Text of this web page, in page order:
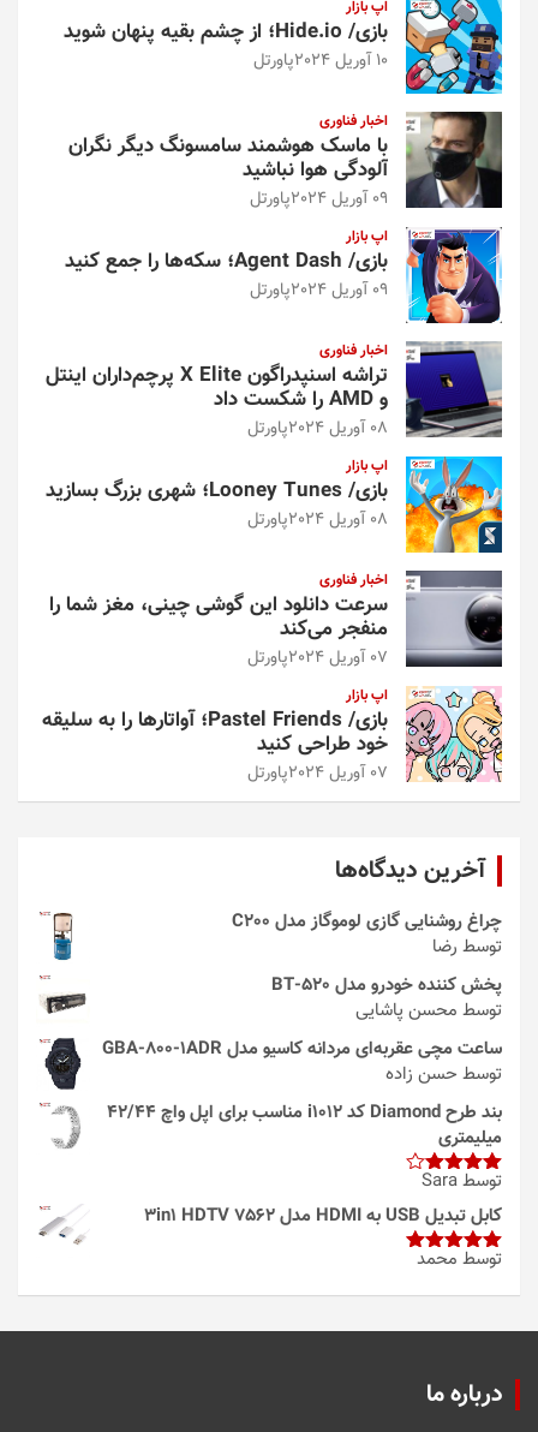
اپ بازار
بازی/ Hide.io؛ از چشم بقیه پنهان شوید
10 آوریل 2024 پاورتل
اخبار فناوری
با ماسک هوشمند سامسونگ دیگر نگران
آلودگی هوا نباشید
09 آوریل 2024 پاورتل
اپ بازار
بازی/ Agent Dash؛ سکه‌ها را جمع کنید
09 آوریل 2024 پاورتل
اخبار فناوری
تراشه اسنپدراگون X Elite پرچم‌داران اینتل
و AMD را شکست داد
08 آوریل 2024 پاورتل
اپ بازار
بازی/ Looney Tunes؛ شهری بزرگ بسازید
08 آوریل 2024 پاورتل
اخبار فناوری
سرعت دانلود این گوشی چینی، مغز شما را
منفجر می‌کند
07 آوریل 2024 پاورتل
اپ بازار
بازی/ Pastel Friends؛ آواتارها را به سلیقه
خود طراحی کنید
07 آوریل 2024 پاورتل
آخرین دیدگاه‌ها
چراغ روشنایی گازی لوموگاز مدل C200
توسط رضا
پخش کننده خودرو مدل 520-BT
توسط محسن پاشایی
ساعت مچی عقربه‌ای مردانه کاسیو مدل GBA-800-1ADR
توسط حسن زاده
بند طرح Diamond کد i1012 مناسب برای اپل واچ 42/44
میلیمتری
امتیاز4
از 5
توسط Sara
کابل تبدیل USB به HDMI مدل 3in1 HDTV 7562
امتیاز5از
توسط محمد
درباره ما